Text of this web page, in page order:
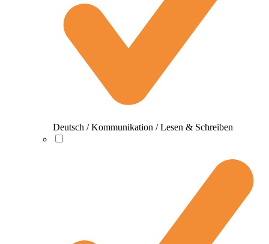
Deutsch / Kommunikation / Lesen & Schreiben